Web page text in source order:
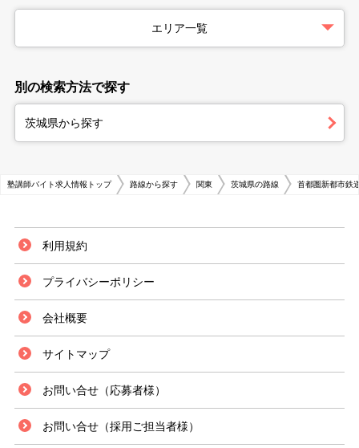
エリア一覧
別の検索方法で探す
茨城県から探す
塾講師バイト求人情報トップ 路線から探す 関東 茨城県の路線 首都圏新都市鉄
利用規約
プライバシーポリシー
会社概要
サイトマップ
お問い合せ（応募者様）
お問い合せ（採用ご担当者様）